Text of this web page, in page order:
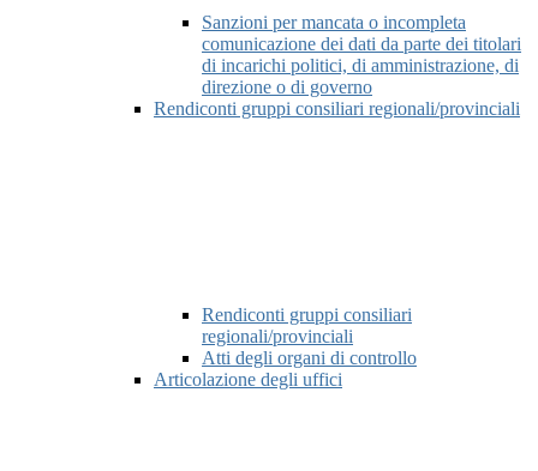
Sanzioni per mancata o incompleta
comunicazione dei dati da parte dei titolari
di incarichi politici, di amministrazione, di
direzione o di governo
Rendiconti gruppi consiliari regionali/provinciali
Rendiconti gruppi consiliari
regionali/provinciali
Atti degli organi di controllo
Articolazione degli uffici